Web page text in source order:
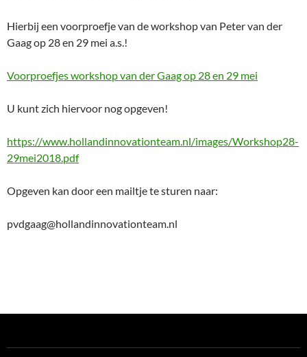
Hierbij een voorproefje van de workshop van Peter van der
Gaag op 28 en 29 mei a.s.!
Voorproefjes workshop van der Gaag op 28 en 29 mei
U kunt zich hiervoor nog opgeven!
https://www.hollandinnovationteam.nl/images/Workshop28-
29mei2018.pdf
Opgeven kan door een mailtje te sturen naar:
pvdgaag@hollandinnovationteam.nl